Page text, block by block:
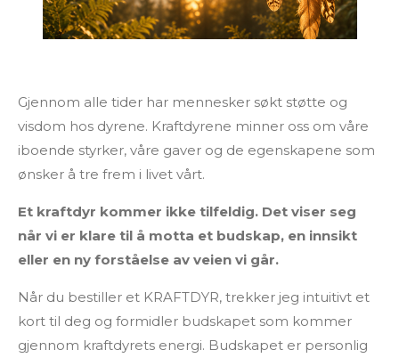
Gjennom alle tider har mennesker søkt støtte og
visdom hos dyrene. Kraftdyrene minner oss om våre
iboende styrker, våre gaver og de egenskapene som
ønsker å tre frem i livet vårt.
Et kraftdyr kommer ikke tilfeldig. Det viser seg
når vi er klare til å motta et budskap, en innsikt
eller en ny forståelse av veien vi går.
Når du bestiller et KRAFTDYR, trekker jeg intuitivt et
kort til deg og formidler budskapet som kommer
gjennom kraftdyrets energi. Budskapet er personlig